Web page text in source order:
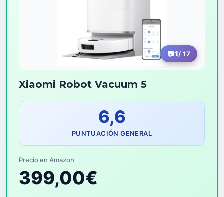
1/ 17
Xiaomi Robot Vacuum 5
6,6
PUNTUACIÓN GENERAL
Precio en Amazon
399,00€